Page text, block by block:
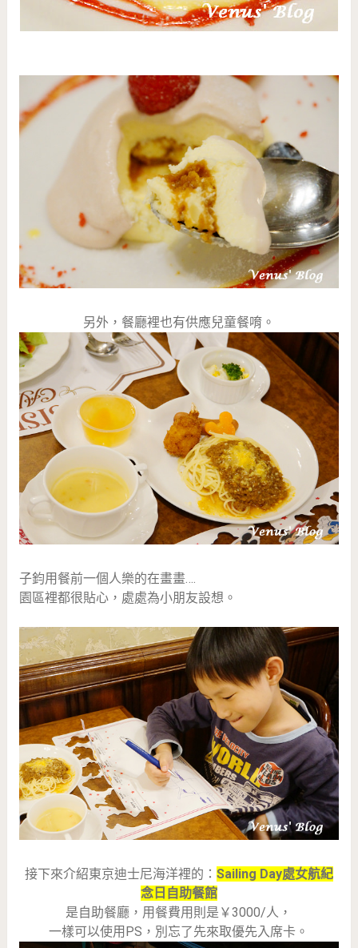
另外，餐廳裡也有供應兒童餐唷。
子鈞用餐前一個人樂的在畫畫….
園區裡都很貼心，處處為小朋友設想。
接下來介紹東京迪士尼海洋裡的： Sailing Day處女航紀
念日自助餐館
是自助餐廳，用餐費用則是￥3000/人，
一樣可以使用PS，別忘了先來取優先入席卡。